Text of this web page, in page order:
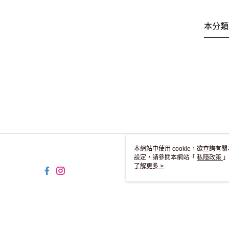
本分
本網站中使用 cookie，欲查詢有
設定，請參閱本網站「 私隱政策
用 cookie。
了解更多 >